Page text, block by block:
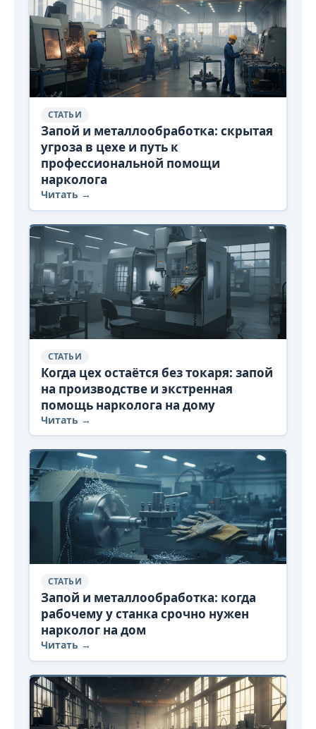
СТАТЬИ
Запой и металлообработка: скрытая
угроза в цехе и путь к
профессиональной помощи
нарколога
Читать →
СТАТЬИ
Когда цех остаётся без токаря: запой
на производстве и экстренная
помощь нарколога на дому
Читать →
СТАТЬИ
Запой и металлообработка: когда
рабочему у станка срочно нужен
нарколог на дом
Читать →